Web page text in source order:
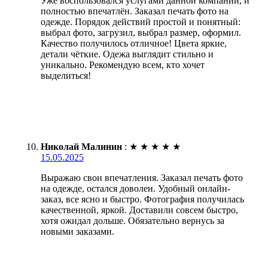
полностью впечатлён. Заказал печать фото на
одежде. Порядок действий простой и понятный:
выбрал фото, загрузил, выбрал размер, оформил.
Качество получилось отличное! Цвета яркие,
детали чёткие. Одежа выглядит стильно и
уникально. Рекомендую всем, кто хочет
выделиться!
Николай Малинин : ★ ★ ★ ★ ★
15.05.2025
Выражаю свои впечатления. Заказал печать фото
на одежде, остался доволен. Удобный онлайн-
заказ, все ясно и быстро. Фотография получилась
качественной, яркой. Доставили совсем быстро,
хотя ожидал дольше. Обязательно вернусь за
новыми заказами.